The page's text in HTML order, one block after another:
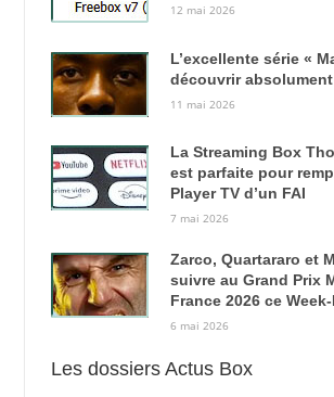
12 mai 2026
L’excellente série «
découvrir
11 mai 2026
La Streaming Box
est parfaite pour
Player TV d’un FAI
7 mai 2026
Zarco, Quartararo et
suivre au Grand Prix
France 2026 ce
6 mai 2026
Les dossiers Actus Box